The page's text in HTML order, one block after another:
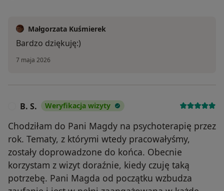
Małgorzata Kuśmierek
Bardzo dziękuję:)
7 maja 2026
B. S. Weryfikacja wizyty
Chodziłam do Pani Magdy na psychoterapię przez
rok. Tematy, z którymi wtedy pracowałyśmy,
zostały doprowadzone do końca. Obecnie
korzystam z wizyt doraźnie, kiedy czuję taką
potrzebę. Pani Magda od początku wzbudza